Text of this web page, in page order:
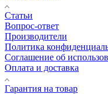
Статьи
Вопрос-ответ
Производители
Политика
Соглашение об
Оплата и доставка
Гарантия на товар